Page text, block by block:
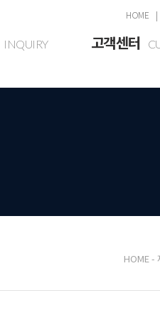
HOME
INQUIRY 고객센터
HOME